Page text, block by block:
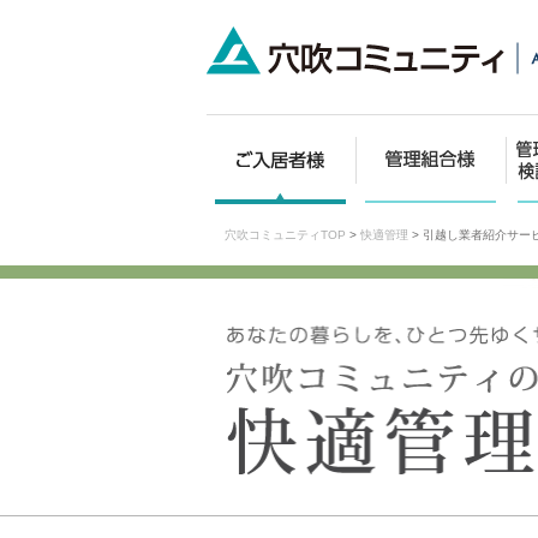
穴吹コミュニティTOP > 快適管理 > 引越し業者紹介サー